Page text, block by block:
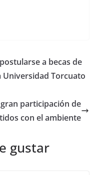
a becas de
Universidad Torcuato
participación de
con el ambiente
gustar